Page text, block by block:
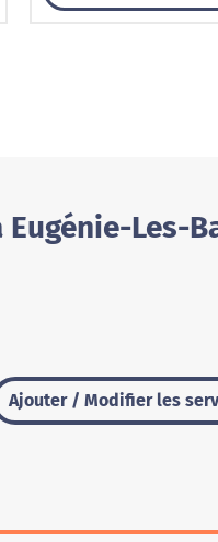
Les-
Ajouter / Modifier les